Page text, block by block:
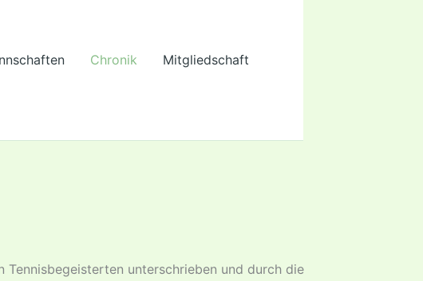
Chronik
Mitgliedschaft
unterschrieben und durch die